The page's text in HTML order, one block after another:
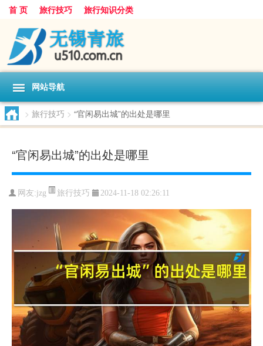
首 页 旅行技巧 旅行知识分类
网站导航
> 旅行技巧 > “官闲易出城”的出处是哪里
“官闲易出城”的出处是哪里
网友:jzg 旅行技巧 2024-11-18 02:26:11